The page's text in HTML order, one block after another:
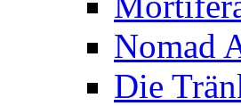
Nomad
Die